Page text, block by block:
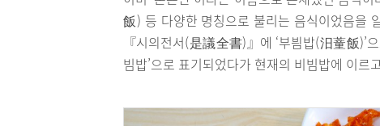
飯) 등 다양한 명칭으로 불리는 음식이었음을
『시의전서(是議全書)』에 ‘부븸밥(汨蕫飯)’
빔밥’으로 표기되었다가 현재의 비빔밥에 이르